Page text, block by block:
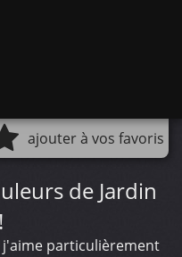
ajouter à vos favoris
de Jardin
particulièrement